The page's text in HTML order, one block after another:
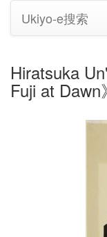
Ukiyo-e搜索
Hiratsuka
Fuji at Dawn